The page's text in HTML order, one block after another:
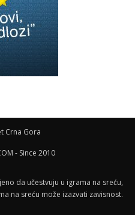
Crna Gora
- Since 2010
da učestvuju u igrama na sreću,
na sreću može izazvati zavisnost.